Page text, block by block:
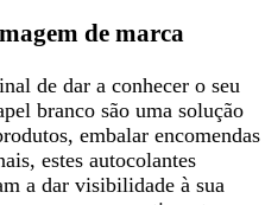
de marca
de dar a conhecer o seu
branco são uma solução
embalar encomendas
estes autocolantes
a dar visibilidade à sua